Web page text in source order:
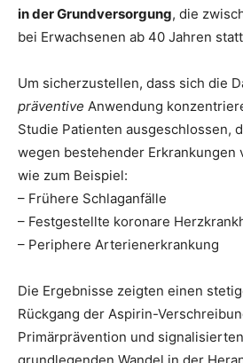
in der Grundversorgung, die
bei Erwachsenen ab 40 Jahren
Um sicherzustellen, dass sich die
präventive Anwendung
Studie Patienten ausgeschlossen,
wegen bestehender Erkrankungen
wie zum Beispiel:
– Frühere Schlaganfälle
– Festgestellte koronare
– Periphere Arterienerkrankung
Die Ergebnisse zeigten einen
Rückgang der Aspirin-
Primärprävention und